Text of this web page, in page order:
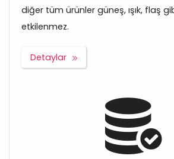
diğer tüm ürünler güneş, ışık, flaş
etkilenmez.
Detaylar